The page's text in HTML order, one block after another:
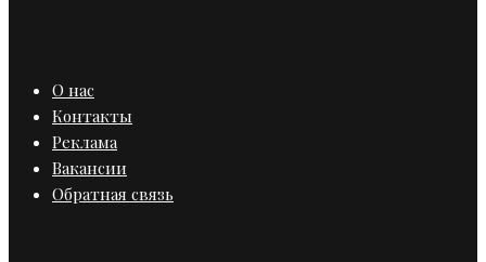
О нас
Контакты
Реклама
Вакансии
Обратная связь